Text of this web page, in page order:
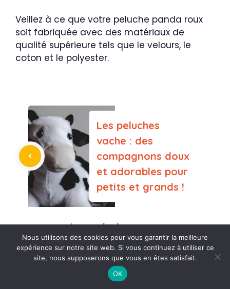
Veillez à ce que votre peluche panda roux
soit fabriquée avec des matériaux de
qualité supérieure tels que le velours, le
coton et le polyester.
Les peluches
vache : des
compagnons doux
et adorables pour
petits et grands !
Les peluches
Winnie l’Ourson :
une compagnie
douce et
Nous utilisons des cookies pour vous garantir la meilleure
expérience sur notre site web. Si vous continuez à utiliser ce
site, nous supposerons que vous en êtes satisfait.
OK